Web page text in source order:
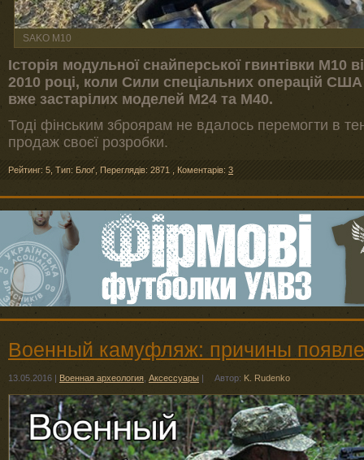
SAKO M10
Історія модульної снайперської гвинтівки M10
2010 році, коли Сили спеціальних операцій
вже застарілих моделей М24 та М40.
Тоді фінським зброярам не вдалось перемогти в
продаж своєї розробки.
Рейтинг: 5 Тип: Блоґ Переглядів: 2871 Коментарів: 3
Военный камуфляж: причины
13.05.2016 | Военная археология Аксессуары | Автор: K. Rudenko